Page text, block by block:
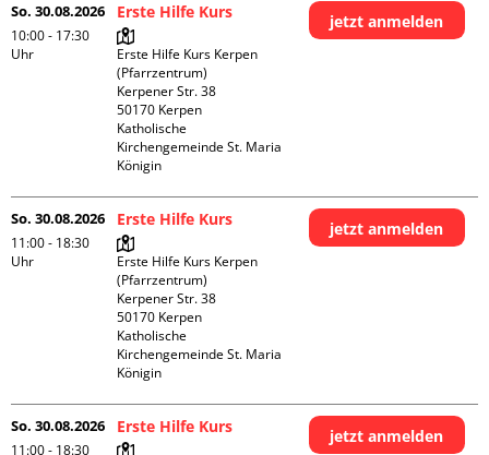
So. 30.08.2026
10:00 - 17:30
Uhr
Erste Hilfe Kurs
Erste Hilfe Kurs Kerpen
(Pfarrzentrum)
Kerpener Str. 38
50170 Kerpen
Katholische
Kirchengemeinde St. Maria
Königin
jetzt anmelden
So. 30.08.2026
11:00 - 18:30
Uhr
Erste Hilfe Kurs
Erste Hilfe Kurs Kerpen
(Pfarrzentrum)
Kerpener Str. 38
50170 Kerpen
Katholische
Kirchengemeinde St. Maria
Königin
jetzt anmelden
So. 30.08.2026
11:00 - 18:30
Erste Hilfe Kurs jetzt anmelden